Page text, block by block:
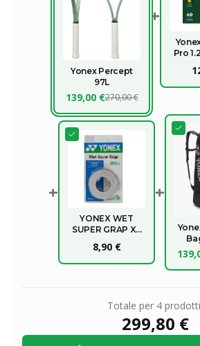
Yonex Percept
97L
139,00 €270,00 €
+
Pro
+
YONEX WET
SUPER GRAP X3
8,90 €
+
Totale per 4
299,80 €